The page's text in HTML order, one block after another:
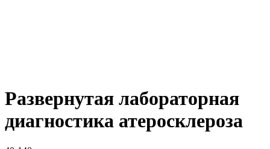
Развернутая лабораторная
диагностика атеросклероза